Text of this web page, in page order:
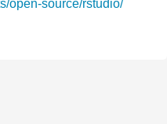
open-source/rstudio/